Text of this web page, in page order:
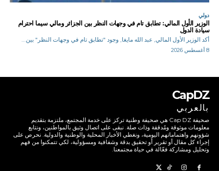
دولي
الوزير الأول المالي: تطابق تام في وجهات النظر بين الجزائر ومالي سيما احترام
سيادة الدول
أكد الوزير الأول المالي, عبد الله مايغا, وجود "تطابق تام في وجهات النظر" بين...
8 أغسطس 2026
CapDZ
بالعربي
صحيفة Cap DZ هي صحيفة وطنية تركز على خدمة المجتمع، ملتزمة بتقديم
معلومات موثوقة ومُدققة وذات صلة. نبقى على اتصال وثيق بالمواطنين، ونتابع
شؤونهم واهتماماتهم اليومية، ونغطي الأخبار المحلية والوطنية والدولية. نحرص على
إجراء كل مقال أو تقرير أو تحقيق بدقة وشفافية ومسؤولية، لكي تتمكنوا من فهم
وتحليل ومشاركة فعّالة في حياة مجتمعنا.